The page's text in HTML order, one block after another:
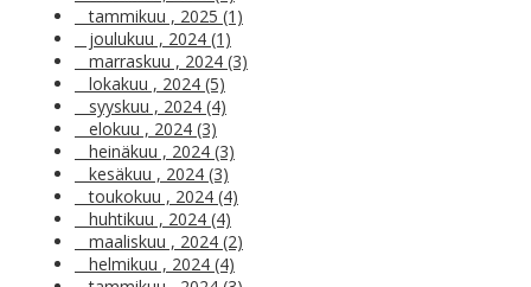
tammikuu , 2025 (1)
joulukuu , 2024 (1)
marraskuu , 2024 (3)
lokakuu , 2024 (5)
syyskuu , 2024 (4)
elokuu , 2024 (3)
heinäkuu , 2024 (3)
kesäkuu , 2024 (3)
toukokuu , 2024 (4)
huhtikuu , 2024 (4)
maaliskuu , 2024 (2)
helmikuu , 2024 (4)